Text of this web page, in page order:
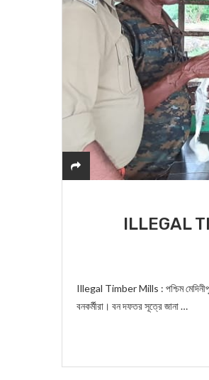
ILLEGAL
Illegal Timber Mills : পশ্চিম মেদিনীপুর
বনকর্মীরা। বন দফতর সূত্রে জানা …